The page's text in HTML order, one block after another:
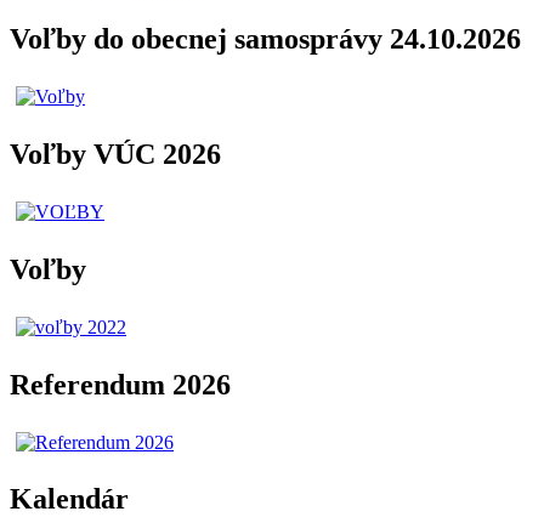
Voľby do obecnej samosprávy 24.10.2026
Voľby VÚC 2026
Voľby
Referendum 2026
Kalendár